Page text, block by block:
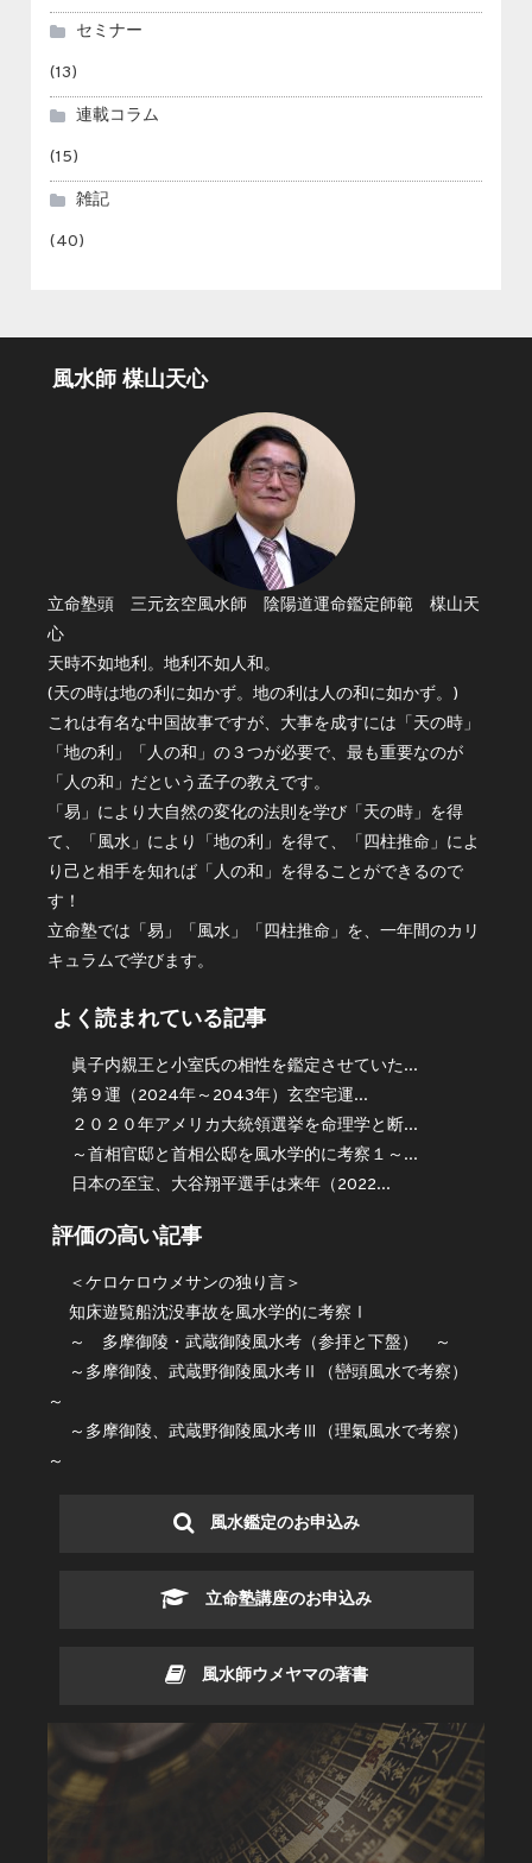
セミナー
(13)
連載コラム
(15)
雑記
(40)
風水師 楳山天心
立命塾頭 三元玄空風水師 陰陽道運命鑑定師範 楳山天
心
天時不如地利。地利不如人和。
(天の時は地の利に如かず。地の利は人の和に如かず。)
これは有名な中国故事ですが、大事を成すには「天の時」
「地の利」「人の和」の３つが必要で、最も重要なのが
「人の和」だという孟子の教えです。
「易」により大自然の変化の法則を学び「天の時」を得
て、「風水」により「地の利」を得て、「四柱推命」によ
り己と相手を知れば「人の和」を得ることができるので
す！
立命塾では「易」「風水」「四柱推命」を、一年間のカリ
キュラムで学びます。
よく読まれている記事
眞子内親王と小室氏の相性を鑑定させていた...
第９運（2024年～2043年）玄空宅運...
２０２０年アメリカ大統領選挙を命理学と断...
～首相官邸と首相公邸を風水学的に考察１～...
日本の至宝、大谷翔平選手は来年（2022...
評価の高い記事
＜ケロケロウメサンの独り言＞
知床遊覧船沈没事故を風水学的に考察Ⅰ
～ 多摩御陵・武蔵御陵風水考（参拝と下盤） ～
～多摩御陵、武蔵野御陵風水考Ⅱ（巒頭風水で考察）
～
～多摩御陵、武蔵野御陵風水考Ⅲ（理氣風水で考察）
～
風水鑑定のお申込み
立命塾講座のお申込み
風水師ウメヤマの著書